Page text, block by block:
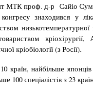
МТК проф. д-р Сайіо
знаходився у
кріобіології (з Росії).
країн, найбільше
100 спеціалістів з 23